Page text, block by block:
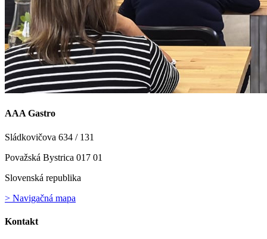
AAA Gastro
Sládkovičova 634 / 131
Považská Bystrica 017 01
Slovenská republika
> Navigačná mapa
Kontakt